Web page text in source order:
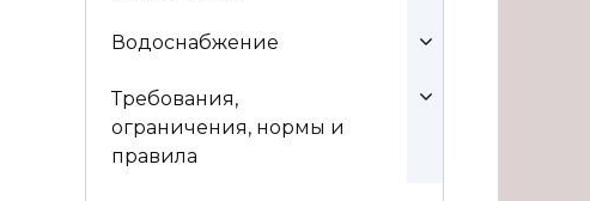
Водоснабжение
Требования,
ограничения, нормы и
правила